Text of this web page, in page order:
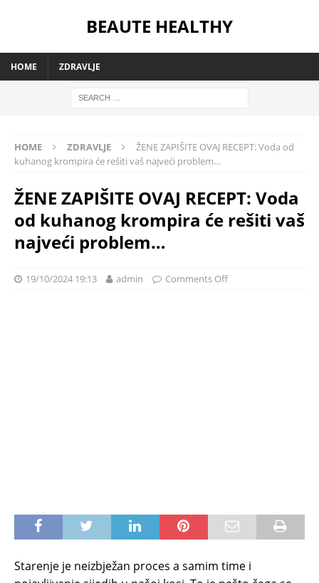
BEAUTE HEALTHY
HOME ZDRAVLJE
HOME ZDRAVLJE
ŽENE ZAPIŠITE OVAJ RECEPT: Voda od
kuhanog krompira će rešiti vaš najveći problem…
ŽENE ZAPIŠITE OVAJ RECEPT: Voda
od kuhanog krompira će rešiti vaš
najveći problem…
19/10/2024 19:13 admin Comments Off
Starenje je neizbježan proces a samim time i